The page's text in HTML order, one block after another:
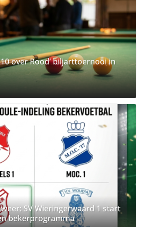
10 over Rood’ biljarttoernooi in
SV Wieringerwaard 1 start
bekerprogramma